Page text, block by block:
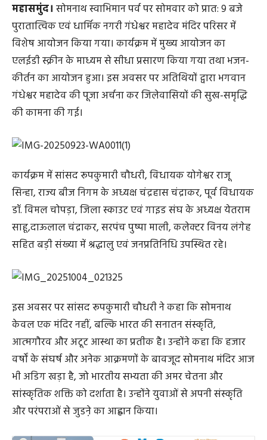
महासमुंद। सोमनाथ स्वाभिमान पर्व पर सोमवार को प्रात: 9 बजे
पुरातात्विक एवं धार्मिक नगरी गंधेश्वर महादेव मंदिर परिसर में
विशेष आयोजन किया गया। कार्यक्रम में मुख्य आयोजन का
एलईडी स्क्रीन के माध्यम से सीधा प्रसारण किया गया तथा भजन-
कीर्तन का आयोजन हुआ। इस अवसर पर अतिथियों द्वारा भगवान
गंधेश्वर महादेव की पूजा अर्चना कर जिलेवासियों की सुख-समृद्धि
की कामना की गई।
कार्यक्रम में सांसद रूपकुमारी चौधरी, विधायक योगेश्वर राजू
सिन्हा, राज्य बीज निगम के अध्यक्ष चंद्रहास चंद्राकर, पूर्व विधायक
डॉ. विमल चोपड़ा, जिला स्काउट एवं गाइड संघ के अध्यक्ष येतराम
साहू,दाऊलाल चंद्राकर, सरपंच पुष्पा माली, कलेक्टर विनय लंगेह
सहित बड़ी संख्या में श्रद्धालु एवं जनप्रतिनिधि उपस्थित रहे।
इस अवसर पर सांसद रूपकुमारी चौधरी ने कहा कि सोमनाथ
केवल एक मंदिर नहीं, बल्कि भारत की सनातन संस्कृति,
आत्मगौरव और अटूट आस्था का प्रतीक है। उन्होंने कहा कि हजार
वर्षों के संघर्ष और अनेक आक्रमणों के बावजूद सोमनाथ मंदिर आज
भी अडिग खड़ा है, जो भारतीय सभ्यता की अमर चेतना और
सांस्कृतिक शक्ति को दर्शाता है। उन्होंने युवाओं से अपनी संस्कृति
और परंपराओं से जुडऩे का आह्वान किया।